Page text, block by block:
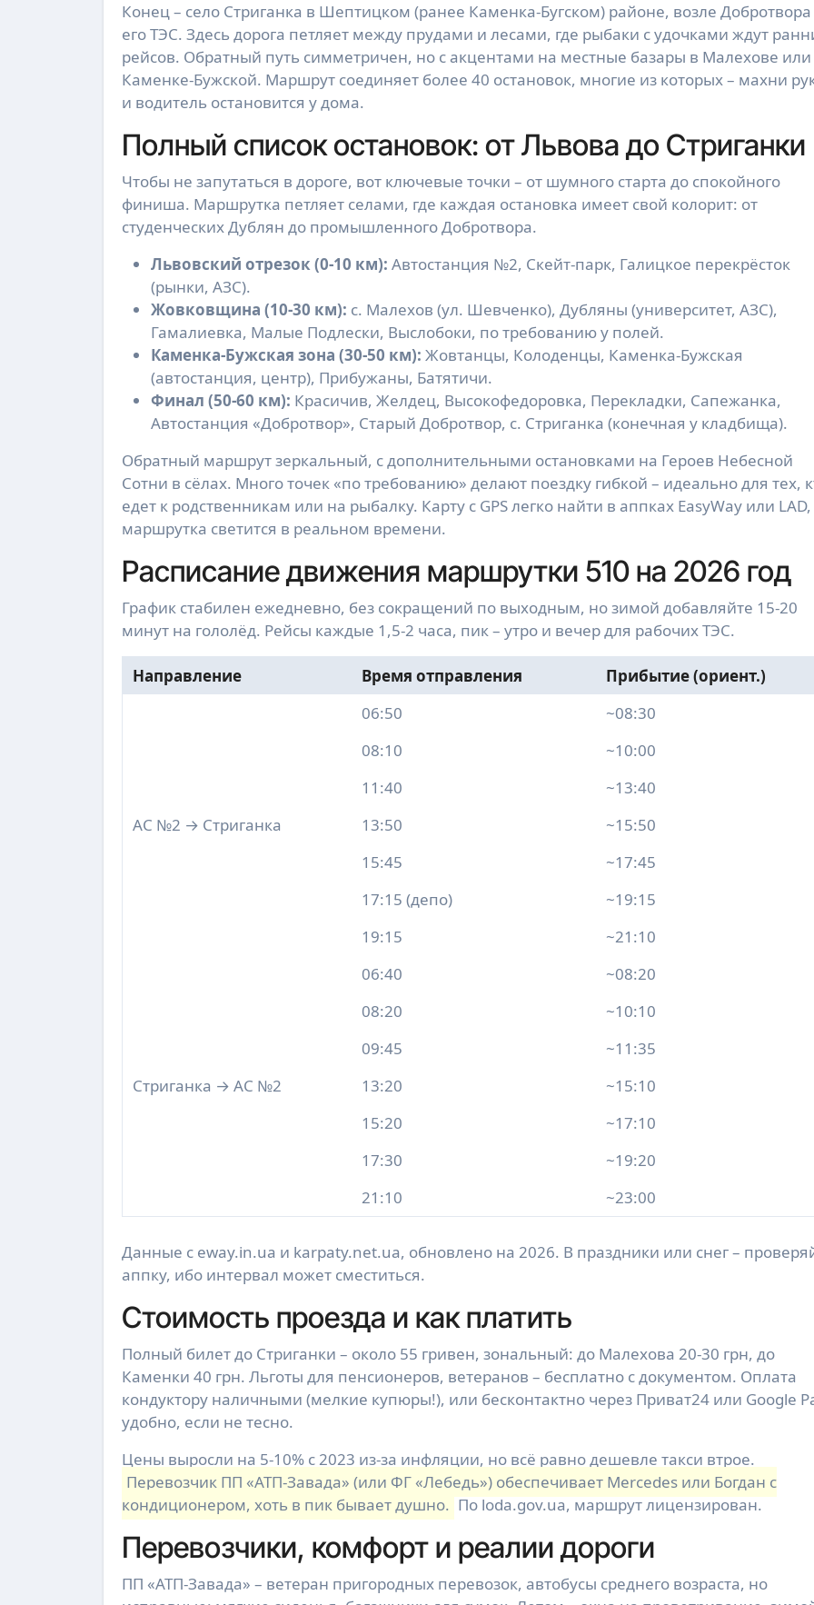
Конец – село Стриганка в Шептицком (ранее Каменка-Бугском) районе, возле Добротвора
его ТЭС. Здесь дорога петляет между прудами и лесами, где рыбаки с удочками ждут
рейсов. Обратный путь симметричен, но с акцентами на местные базары в Малехове или
Каменке-Бужской. Маршрут соединяет более 40 остановок, многие из которых – махни
и водитель остановится у дома.
Полный список остановок: от Львова до Стриганки
Чтобы не запутаться в дороге, вот ключевые точки – от шумного старта до спокойного
финиша. Маршрутка петляет селами, где каждая остановка имеет свой колорит: от
студенческих Дублян до промышленного Добротвора.
Львовский отрезок (0-10 км): Автостанция №2, Скейт-парк, Галицкое перекрёсток
(рынки, АЗС).
Жовковщина (10-30 км): с. Малехов (ул. Шевченко), Дубляны (университет, АЗС),
Гамалиевка, Малые Подлески, Выслобоки, по требованию у полей.
Каменка-Бужская зона (30-50 км): Жовтанцы, Колоденцы, Каменка-Бужская
(автостанция, центр), Прибужаны, Батятичи.
Финал (50-60 км): Красичив, Желдец, Высокофедоровка, Перекладки, Сапежанка,
Автостанция «Добротвор», Старый Добротвор, с. Стриганка (конечная у кладбища).
Обратный маршрут зеркальный, с дополнительными остановками на Героев Небесной
Сотни в сёлах. Много точек «по требованию» делают поездку гибкой – идеально для тех,
едет к родственникам или на рыбалку. Карту с GPS легко найти в аппках EasyWay или LAD,
маршрутка светится в реальном времени.
Расписание движения маршрутки 510 на 2026 год
График стабилен ежедневно, без сокращений по выходным, но зимой добавляйте 15-20
минут на гололёд. Рейсы каждые 1,5-2 часа, пик – утро и вечер для рабочих ТЭС.
Направление Время отправления Прибытие (ориент.)
АС №2 → Стриганка
06:50
~08:30
08:10
~10:00
11:40
~13:40
13:50
~15:50
15:45
~17:45
17:15 (депо)
~19:15
19:15
~21:10
Стриганка → АС №2
06:40
~08:20
08:20
~10:10
09:45
~11:35
13:20
~15:10
15:20
~17:10
17:30
~19:20
21:10
~23:00
Данные с eway.in.ua и karpaty.net.ua, обновлено на 2026. В праздники или снег –
аппку, ибо интервал может сместиться.
Стоимость проезда и как платить
Полный билет до Стриганки – около 55 гривен, зональный: до Малехова 20-30 грн, до
Каменки 40 грн. Льготы для пенсионеров, ветеранов – бесплатно с документом. Оплата
кондуктору наличными (мелкие купюры!), или бесконтактно через Приват24 или Google
удобно, если не тесно.
Цены выросли на 5-10% с 2023 из-за инфляции, но всё равно дешевле такси втрое.
Перевозчик ПП «АТП-Завада» (или ФГ «Лебедь») обеспечивает Mercedes или Богдан с
кондиционером, хоть в пик бывает душно. По loda.gov.ua, маршрут лицензирован.
Перевозчики, комфорт и реалии дороги
ПП «АТП-Завада» – ветеран пригородных перевозок, автобусы среднего возраста, но